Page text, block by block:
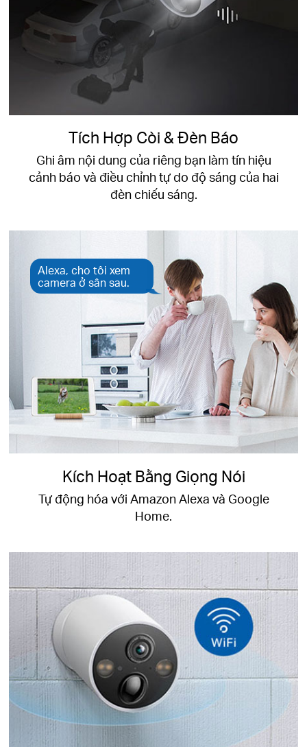
Tích Hợp Còi & Đèn Báo
Ghi âm nội dung của riêng bạn làm tín hiệu
cảnh báo và điều chỉnh tự do độ sáng của hai
đèn chiếu sáng.
Alexa, cho tôi xem
camera ở sân sau.
Kích Hoạt Bằng Giọng Nói
Tự động hóa với Amazon Alexa và Google
Home.